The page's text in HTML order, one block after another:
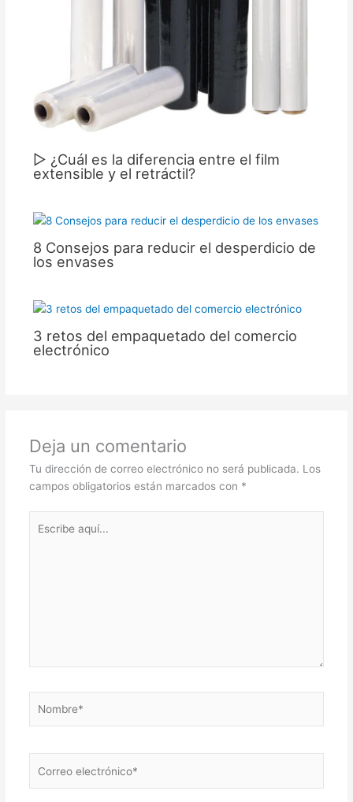
▷ ¿Cuál es la diferencia entre el film
extensible y el retráctil?
8 Consejos para reducir el desperdicio de
los envases
3 retos del empaquetado del comercio
electrónico
Deja un comentario
Tu dirección de correo electrónico no será publicada. Los
campos obligatorios están marcados con *
aquí...
electrónico*